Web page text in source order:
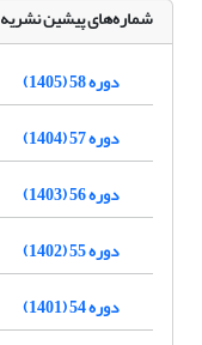
شماره‌های پیشین نشریه
دوره 58 (1405)
دوره 57 (1404)
دوره 56 (1403)
دوره 55 (1402)
دوره 54 (1401)